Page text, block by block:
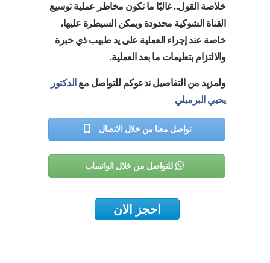
خلاصة القول.. غالبًا ما تكون مخاطر عملية توسيع
القناة الشوكية محدودة ويمكن السيطرة عليها،
خاصة عند إجراء العملية على يد طبيب ذي خبرة
والالتزام بتعليمات ما بعد العملية.
ولمزيد من التفاصيل ندعوكم للتواصل مع الدكتور
يحيي البرمبلي
تواصل معنا من خلال الاتصال
للتواصل من خلال الواتساب
احجز الان